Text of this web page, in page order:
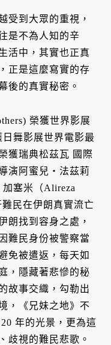
受到大眾的重視，
是不為人知的辛
活中，其實也正真
正是這麼寫實的存
後的真實秘密。
榮獲世界影展
舞影展世界電影最
獲瑞典松茲瓦 國際
演阿蜜兒・法茲莉
加塞米（Alireza
民在伊朗真實流亡
朗找到容身之處，
難民身份被警察當
免被遣返，每天如
，隱藏著悲慘的秘
故事交織，勾勒出
，《兄妹之地》不
年的光景，更為這
歧視的難民悲歌。